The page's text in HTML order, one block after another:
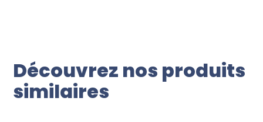
Découvrez nos produits
similaires